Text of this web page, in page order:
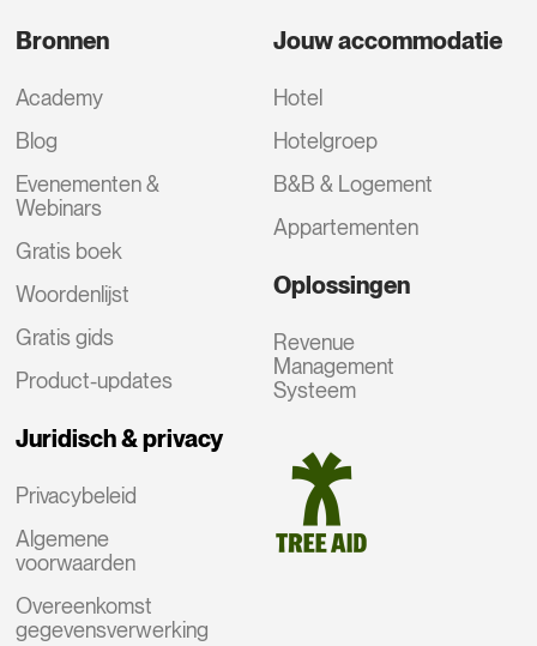
Bronnen
Academy
Blog
Evenementen &
Webinars
Gratis boek
Woordenlijst
Gratis gids
Product-updates
Juridisch & privacy
Privacybeleid
Algemene
voorwaarden
Overeenkomst
gegevensverwerking
Jouw accommodatie
Hotel
Hotelgroep
B&B & Logement
Appartementen
Oplossingen
Revenue
Management
Systeem